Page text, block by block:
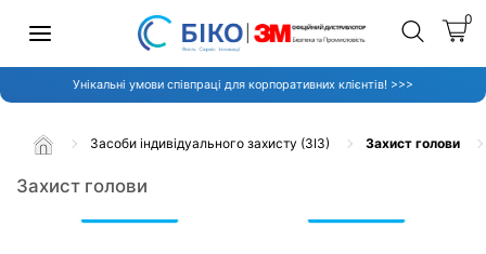
0
Унікальні умови співпраці для корпоративних клієнтів! >>>
Засоби індивідуального захисту (ЗІЗ) Захист голови
Захист голови